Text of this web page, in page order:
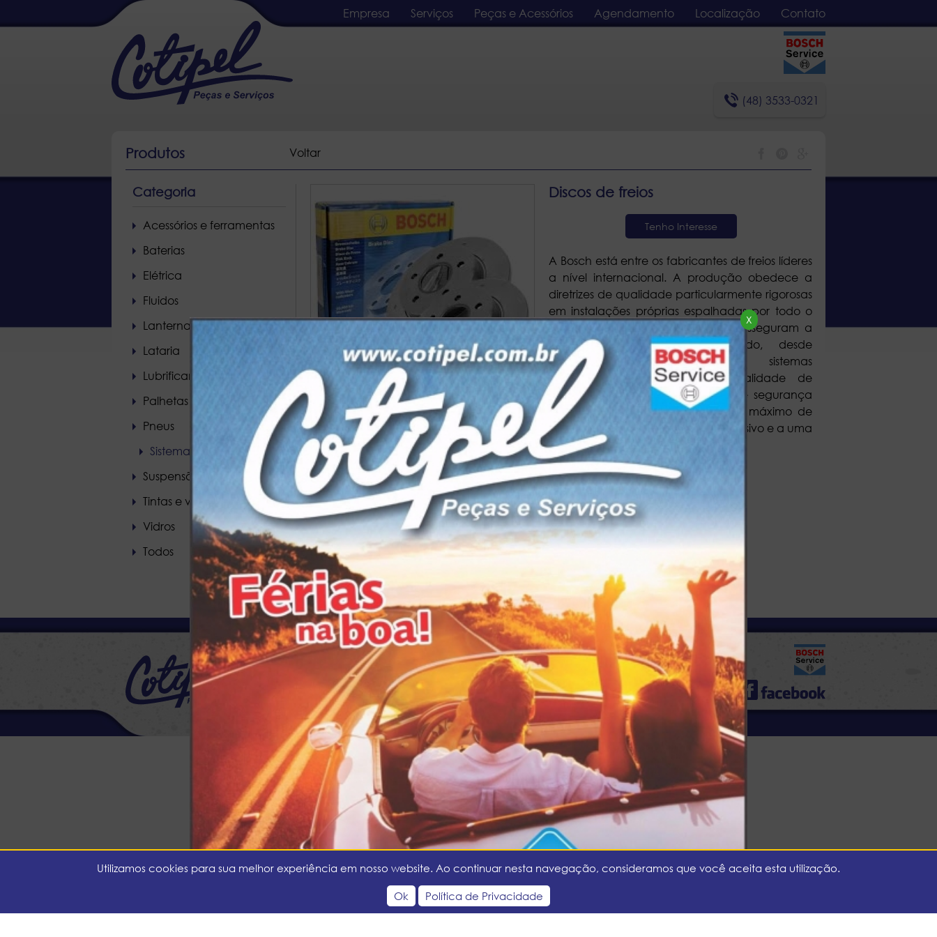
X
Empresa Serviços Peças e Acessórios Agendamento Localização Contato
(48) 3533-0321
Produtos Voltar
Categoria
Acessórios e ferramentas
Baterias
Elétrica
Fluidos
Lanternas e farois
Lataria
Lubrificantes
Palhetas
Pneus
Sistema de freios
Suspensão
Tintas e vernizes
Vidros
Todos
Discos de freios
Tenho Interesse
A Bosch está entre os fabricantes de freios líderes
a nível internacional. A produção obedece a
diretrizes de qualidade particularmente rigorosas
em instalações próprias espalhadas por todo o
mundo. Mais de 10.000 produtos asseguram a
elevada cobertura de mercado, desde
componentes individuais até sistemas
adaptados. Além disso, na qualidade de
pioneira em sistemas eletrónicos de segurança
de condução, a Bosch garante o máximo de
funcionalidade também nesta área, graças a um trabalho de investigação intensivo e a uma
estreita colaboração com os fabricantes de veículos. Imagens ilustrativas.
Utilizamos cookies para sua melhor experiência em nosso website. Ao continuar nesta navegação, consideramos que você aceita esta utilização.
Ok
Política de Privacidade
48 3533-0321
cotipel@cotipel.com.br
Via lateral BR 101 km 437, nº 1320, Centro - Sombrio / SC
Política de Privacidade Copyright 2016 - Todos os direitos reservados - Cotipel